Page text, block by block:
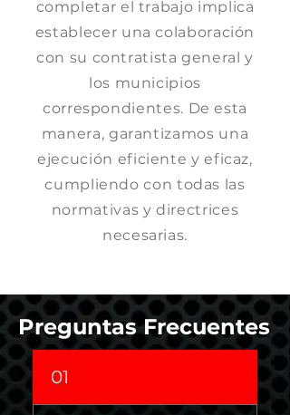
completar el trabajo implica
establecer una colaboración
con su contratista general y
los municipios
correspondientes. De esta
manera, garantizamos una
ejecución eficiente y eficaz,
cumpliendo con todas las
normativas y directrices
necesarias.
Preguntas Frecuentes
01